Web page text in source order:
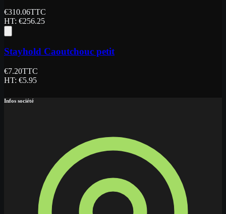
€310.06TTC
HT: €256.25
Stayhold Caoutchouc petit
€7.20TTC
HT: €5.95
Infos société